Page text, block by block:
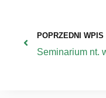
POPRZEDNI WPIS